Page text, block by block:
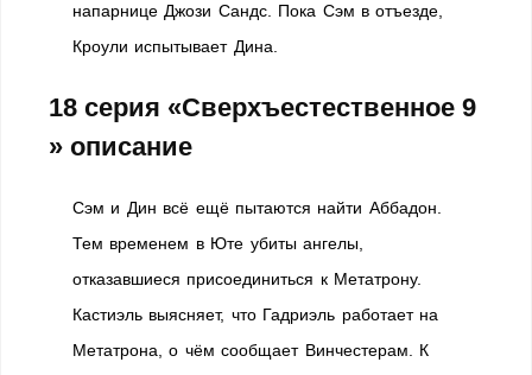
напарнице Джози Сандс. Пока Сэм в отъезде,
Кроули испытывает Дина.
18 серия «Сверхъестественное 9
» описание
Сэм и Дин всё ещё пытаются найти Аббадон.
Тем временем в Юте убиты ангелы,
отказавшиеся присоединиться к Метатрону.
Кастиэль выясняет, что Гадриэль работает на
Метатрона, о чём сообщает Винчестерам. К